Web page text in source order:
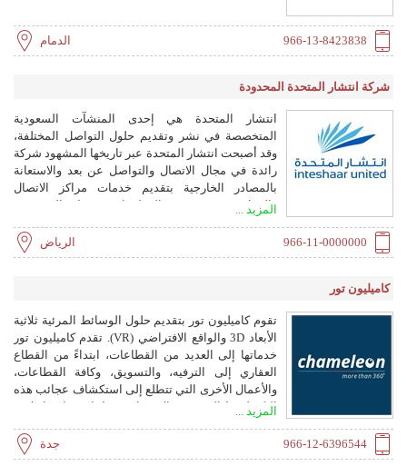
966-13-8423838 الدمام
شركة انتشار المتحدة المحدودة
انتشار المتحدة هي إحدى المنشآت السعودية
المتخصصة في نشر وتقديم حلول التواصل المختلفة،
وقد أصبحت انتشار المتحدة عبر تاريخها المشهود شركة
رائدة في مجال الاتصال والتواصل عن بعد والاستعانة
بالمصادر الخارجية بتقديم خدمات مراكز الاتصال
والعمل عن بعد و تقنية المعلومات وخدمات التسويق .
والأفراد حيث تعمل انتشار المتحدة على نشر أعمال
شركائها بكافة الوسائل المتطورة ، تواصلاً ، وإعلاناً ،
المزيد ...
966-11-0000000 الرياض
كاميليون تور
تقوم كاميليون تور بتقديم حلول الوسائط المرئية ثلاثية
الأبعاد 3D والواقع الافتراضي (VR). تقدم كاميليون تور
خدماتها إلى العديد من القطاعات، ابتداءً من القطاع
العقاري إلى الترفيه، والتسويق، وكافة القطاعات،
والأعمال الأخرى التي تتطلع إلى استكشاف عجائب هذه
التكنولوجيا الجديدة، والاستفادة منها. إن نماذجنا ثلاثية
برؤيتها من قبل. إنها شكل جديد تماماً، تشعرك بأنك
تعيش داخلها، وتسمح لك بأن تستكشف المكان، من
المزيد ...
966-12-6396544 جدة